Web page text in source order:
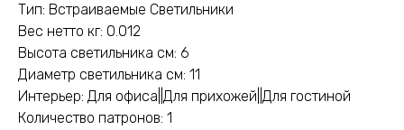
Тип: Встраиваемые Светильники
Вес нетто кг: 0.012
Высота светильника см: 6
Диаметр светильника см: 11
Интерьер: Для офиса||Для прихожей||Для гостиной
Количество патронов: 1